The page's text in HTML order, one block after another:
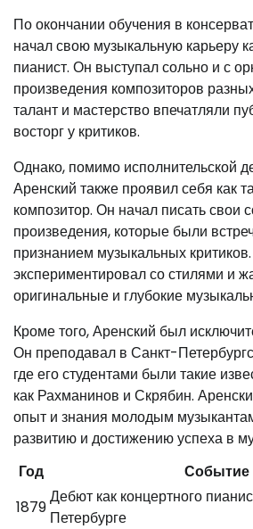
По окончании обучения в
начал свою музыкальную карьеру
пианист. Он выступал сольно и с
произведения композиторов
талант и мастерство впечатляли
восторг у критиков.
Однако, помимо исполнительской
Аренский также проявил себя как
композитор. Он начал писать свои
произведения, которые были
признанием музыкальных
экспериментировал со стилями и
оригинальные и глубокие
Кроме того, Аренский был
Он преподавал в Санкт-
где его студентами были такие
как Рахманинов и Скрябин.
опыт и знания молодым
развитию и достижению успеха в
Год
Событие
1879
Дебют как концертного
Петербурге